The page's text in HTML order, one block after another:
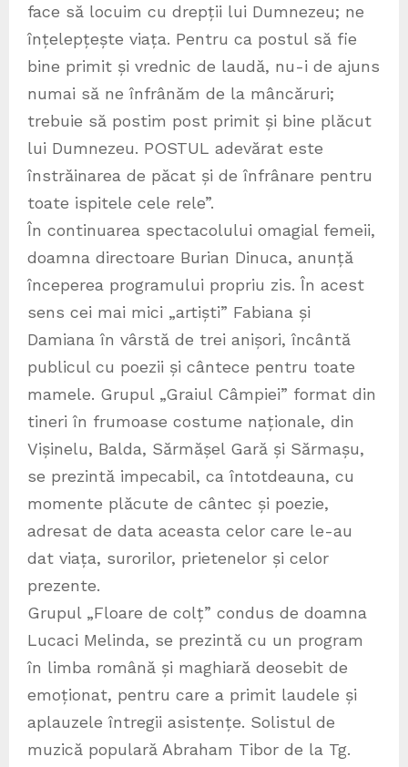
face să locuim cu drepții lui Dumnezeu; ne
înțelepțește viața. Pentru ca postul să fie
bine primit și vrednic de laudă, nu-i de ajuns
numai să ne înfrânăm de la mâncăruri;
trebuie să postim post primit și bine plăcut
lui Dumnezeu. POSTUL adevărat este
înstrăinarea de păcat și de înfrânare pentru
toate ispitele cele rele”.
În continuarea spectacolului omagial femeii,
doamna directoare Burian Dinuca, anunță
începerea programului propriu zis. În acest
sens cei mai mici „artiști” Fabiana și
Damiana în vârstă de trei anișori, încântă
publicul cu poezii și cântece pentru toate
mamele. Grupul „Graiul Câmpiei” format din
tineri în frumoase costume naționale, din
Vișinelu, Balda, Sărmășel Gară și Sărmașu,
se prezintă impecabil, ca întotdeauna, cu
momente plăcute de cântec și poezie,
adresat de data aceasta celor care le-au
dat viața, surorilor, prietenelor și celor
prezente.
Grupul „Floare de colț” condus de doamna
Lucaci Melinda, se prezintă cu un program
în limba română și maghiară deosebit de
emoționat, pentru care a primit laudele și
aplauzele întregii asistențe. Solistul de
muzică populară Abraham Tibor de la Tg.